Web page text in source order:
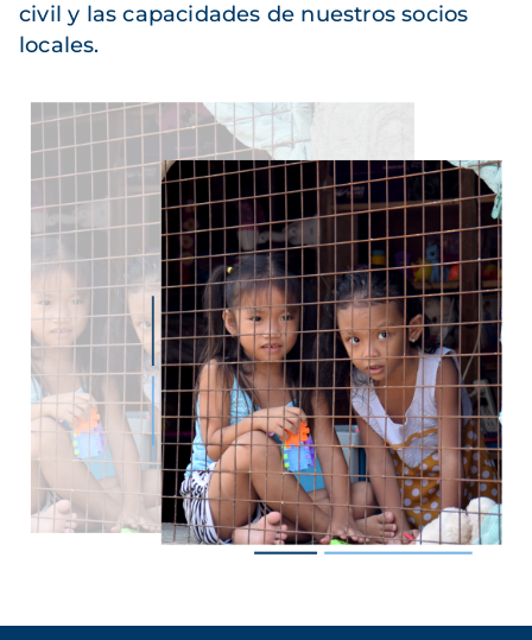
civil y las capacidades de nuestros socios
locales.